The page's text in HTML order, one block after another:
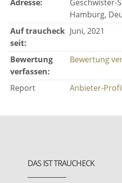
Adresse:
Geschwister-
Hamburg,
Auf traucheck
seit:
Juni, 2021
Bewertung
verfassen:
Bewertung
Report Anbieter-
DAS IST TRAUCHECK